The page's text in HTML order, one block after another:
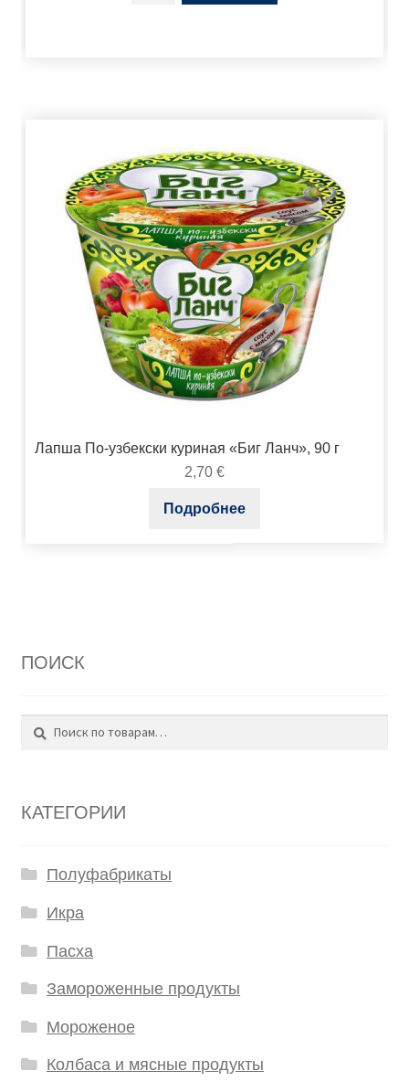
Лапша По-узбекски куриная «Биг Ланч», 90 г
2,70 €
Подробнее
ПОИСК
КАТЕГОРИИ
Полуфабрикаты
Икра
Пасха
Замороженные продукты
Мороженое
Колбаса и мясные продукты